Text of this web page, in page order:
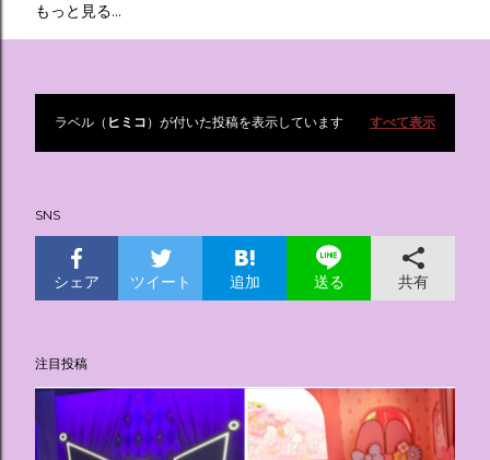
もっと見る…
投ラベル（ ヒミコ ）が付いた投稿を表示しています すべて表示
SNS
シェア ツイート 追加 送る 共有
注目投稿